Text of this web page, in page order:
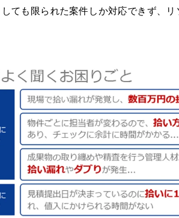
ても限られた案件しか対応できず、